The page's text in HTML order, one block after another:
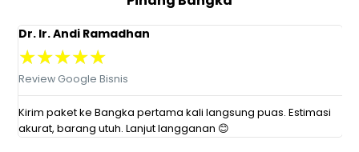
Dr. Ir. Andi Ramadhan
★★★★★
Review Google Bisnis
Kirim paket ke Bangka pertama kali langsung puas. Estimasi
akurat, barang utuh. Lanjut langganan 😊